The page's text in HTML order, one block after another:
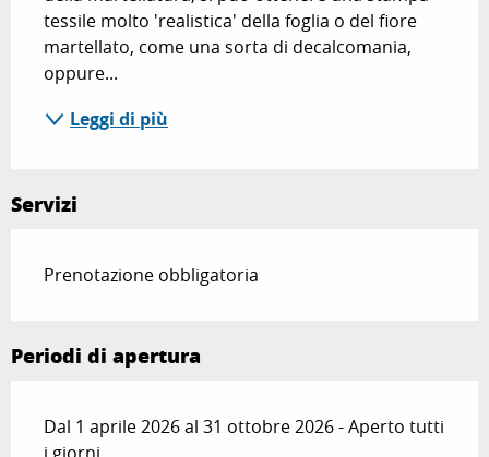
tessile molto 'realistica' della foglia o del fiore
martellato, come una sorta di decalcomania,
oppure...
Leggi di più
Servizi
Prenotazione obbligatoria
Periodi di apertura
Dal 1 aprile 2026 al 31 ottobre 2026 - Aperto tutti